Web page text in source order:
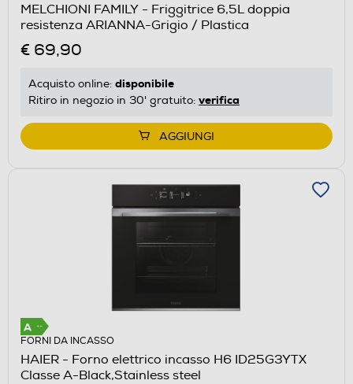
MELCHIONI FAMILY - Friggitrice 6,5L doppia
resistenza ARIANNA-Grigio / Plastica
€ 69,90
Acquisto online: disponibile
Ritiro in negozio in 30' gratuito: verifica
AGGIUNGI
FORNI DA INCASSO
HAIER - Forno elettrico incasso H6 ID25G3YTX
Classe A-Black,Stainless steel